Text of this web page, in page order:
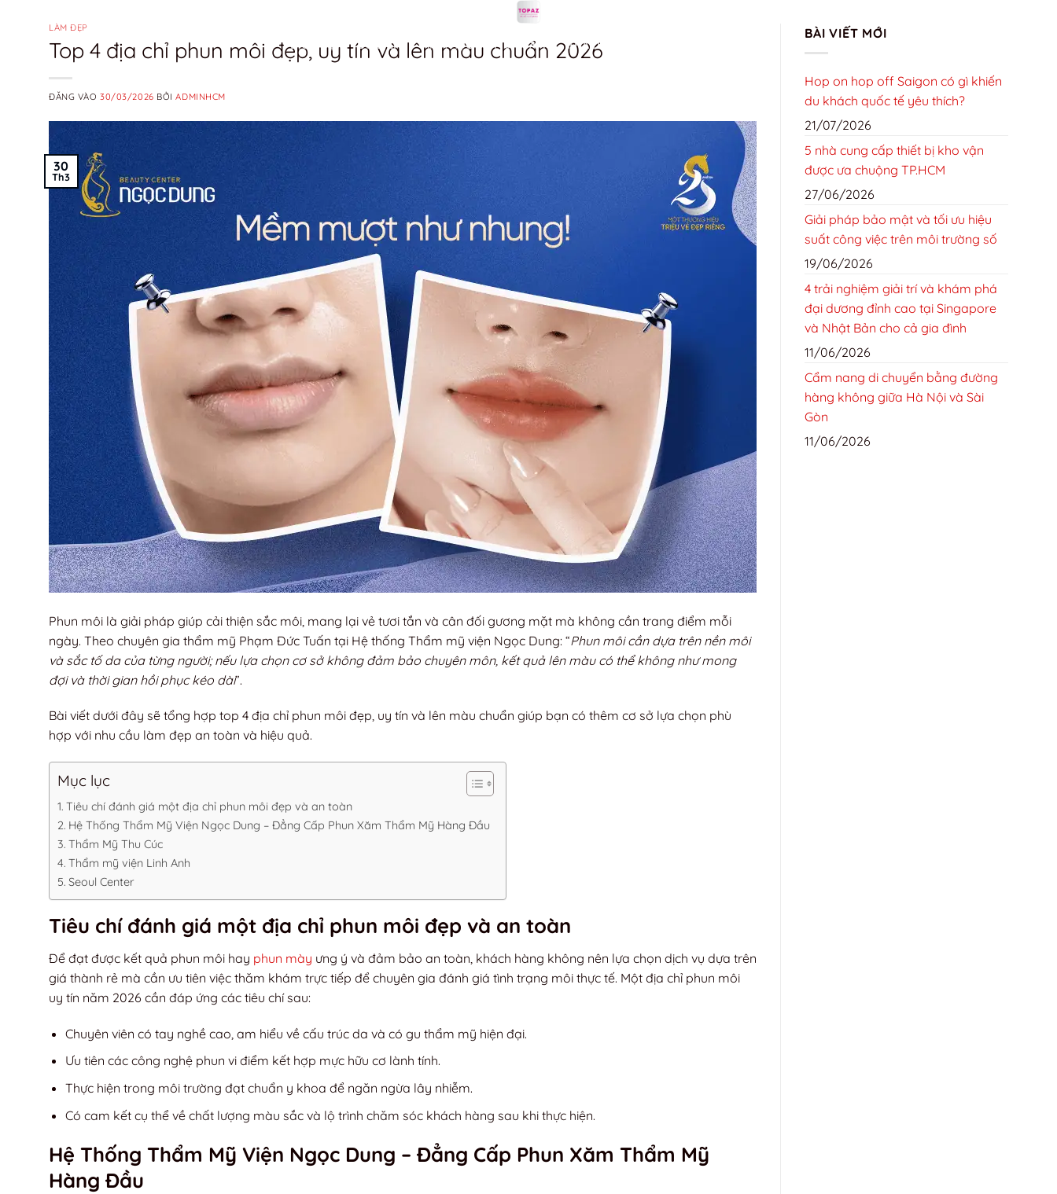
DỊCH VỤ DU LỊCH ẨM THỰC MUA SẮM KHÁCH SẠN
LÀM ĐẸP
Top 4 địa chỉ phun môi đẹp, uy tín và lên màu chuẩn 2026
ĐĂNG VÀO30/03/2026 BỞIADMINHCM
30
Th3
Phun môi là giải pháp giúp cải thiện sắc môi, mang lại vẻ tươi tắn và cân đối gương mặt mà không cần trang điểm mỗi
ngày. Theo chuyên gia thẩm mỹ Phạm Đức Tuấn tại Hệ thống Thẩm mỹ viện Ngọc Dung: “Phun môi cần dựa trên nền môi
và sắc tố da của từng người; nếu lựa chọn cơ sở không đảm bảo chuyên môn, kết quả lên màu có thể không như mong
đợi và thời gian hồi phục kéo dài”.
Bài viết dưới đây sẽ tổng hợp top 4 địa chỉ phun môi đẹp, uy tín và lên màu chuẩn giúp bạn có thêm cơ sở lựa chọn phù
hợp với nhu cầu làm đẹp an toàn và hiệu quả.
Mục lục
Tiêu chí đánh giá một địa chỉ phun môi đẹp và an toàn
Hệ Thống Thẩm Mỹ Viện Ngọc Dung – Đẳng Cấp Phun Xăm Thẩm Mỹ Hàng Đầu
Thẩm Mỹ Thu Cúc
Thẩm mỹ viện Linh Anh
Seoul Center
Tiêu chí đánh giá một địa chỉ phun môi đẹp và an toàn
Để đạt được kết quả phun môi hay phun mày ưng ý và đảm bảo an toàn, khách hàng không nên lựa chọn dịch vụ dựa trên
giá thành rẻ mà cần ưu tiên việc thăm khám trực tiếp để chuyên gia đánh giá tình trạng môi thực tế. Một địa chỉ phun môi
uy tín năm 2026 cần đáp ứng các tiêu chí sau:
Chuyên viên có tay nghề cao, am hiểu về cấu trúc da và có gu thẩm mỹ hiện đại.
Ưu tiên các công nghệ phun vi điểm kết hợp mực hữu cơ lành tính.
Thực hiện trong môi trường đạt chuẩn y khoa để ngăn ngừa lây nhiễm.
Có cam kết cụ thể về chất lượng màu sắc và lộ trình chăm sóc khách hàng sau khi thực hiện.
Hệ Thống Thẩm Mỹ Viện Ngọc Dung – Đẳng Cấp Phun Xăm Thẩm Mỹ
Hàng Đầu
BÀI VIẾT MỚI
Hop on hop off Saigon có gì khiến
du khách quốc tế yêu thích?
21/07/2026
5 nhà cung cấp thiết bị kho vận
được ưa chuộng TP.HCM
27/06/2026
Giải pháp bảo mật và tối ưu hiệu
suất công việc trên môi trường số
19/06/2026
4 trải nghiệm giải trí và khám phá
đại dương đỉnh cao tại Singapore
và Nhật Bản cho cả gia đình
11/06/2026
Cẩm nang di chuyển bằng đường
hàng không giữa Hà Nội và Sài
Gòn
11/06/2026